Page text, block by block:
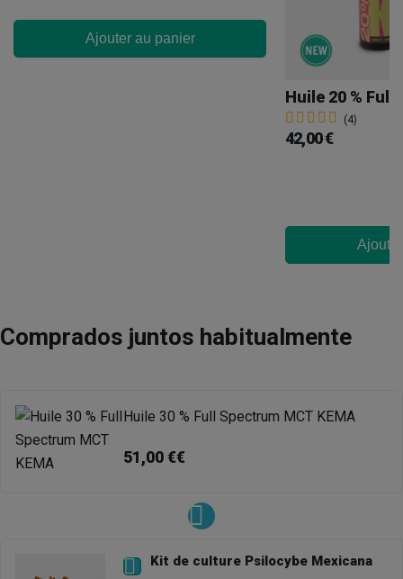
Ajouter au panier
(4)
42,00 €
Comprados juntos habitualmente
Huile 30 % Full Spectrum MCT KEMA
51,00 €€
 Kit de culture Psilocybe Mexicana